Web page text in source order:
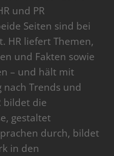
und PR
Seiten sind bei
HR liefert Themen,
und Fakten sowie
– und hält mit
nach Trends und
bildet die
gestaltet
durch, bildet
in den